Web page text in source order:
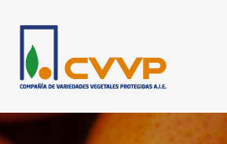
links
primary
navigation
Skip
to
content